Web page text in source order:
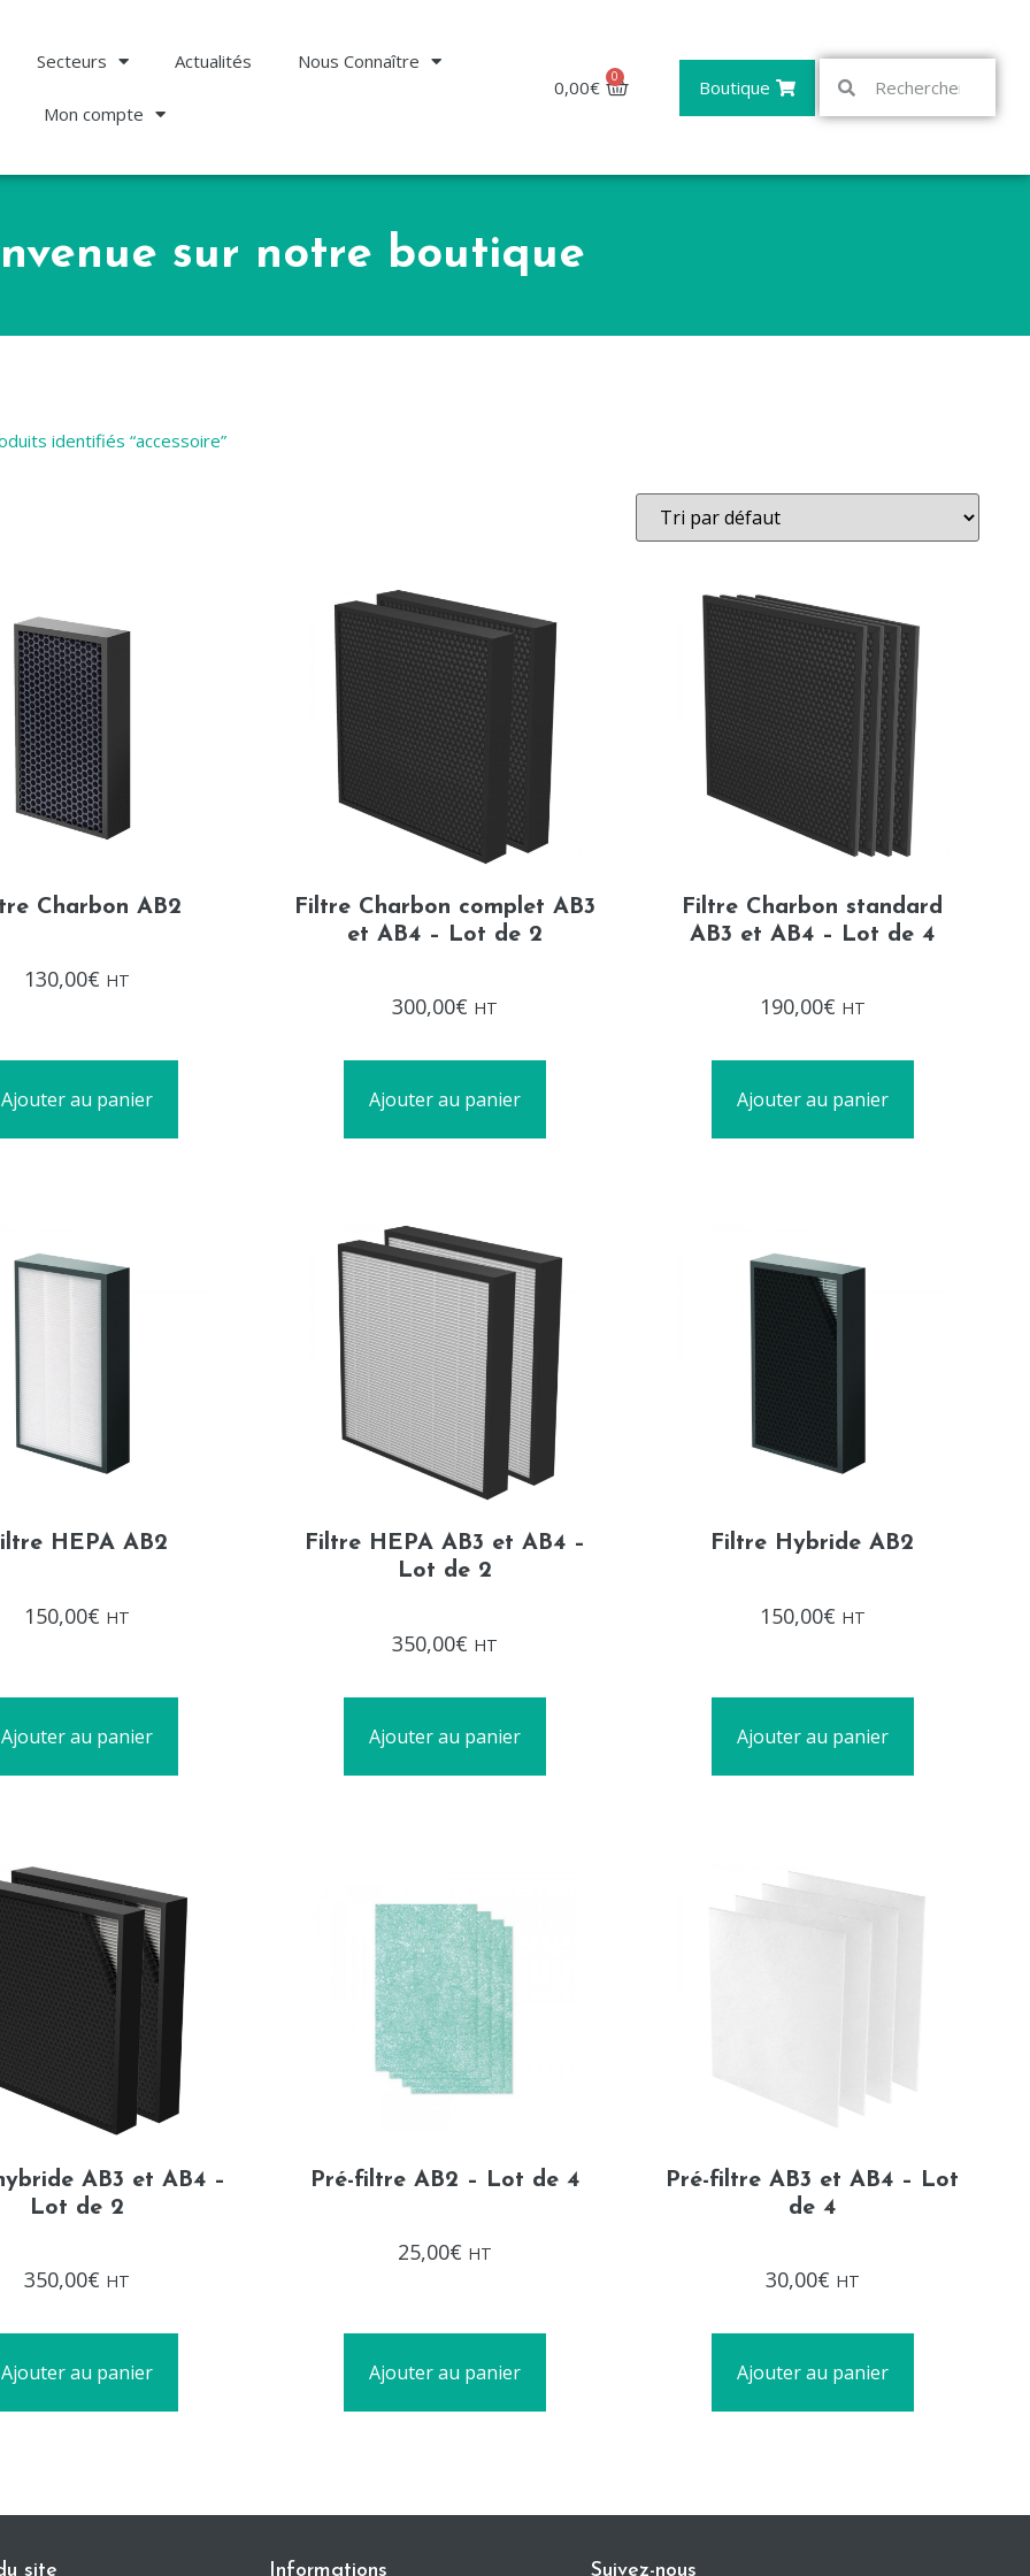
Secteurs Actualités Nous Connaître
Mon compte
0,00€ 0 Boutique
sur notre boutique
identifiés “accessoire”
Charbon AB2
0
sur
130,00€ HT
Ajouter au panier
Filtre Charbon complet AB3
et AB4 – Lot de 2
0
sur
300,00€ HT
Ajouter au panier
Filtre Charbon standard
AB3 et AB4 – Lot de 4
0
sur
190,00€ HT
Ajouter au panier
HEPA AB2
0
sur
150,00€ HT
Ajouter au panier
Filtre HEPA AB3 et AB4 –
Lot de 2
0
sur
350,00€ HT
Ajouter au panier
Filtre Hybride AB2
0
sur
150,00€ HT
Ajouter au panier
AB3 et AB4 –
Lot de 2
0
sur
350,00€ HT
Ajouter au panier
Pré-filtre AB2 – Lot de 4
0
sur
25,00€ HT
Ajouter au panier
Pré-filtre AB3 et AB4 – Lot
de 4
0
sur
30,00€ HT
Ajouter au panier
site Informations Suivez-nous